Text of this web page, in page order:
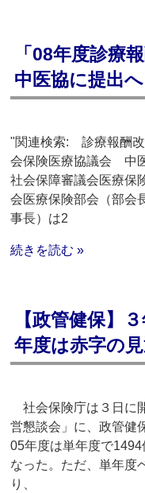
「08年度診療
中医協に提出へ
"関連検索: 診療報酬
会保険医療協議会 中
社会保障審議会医療
会医療保険部会（部会
事長）は2
続きを読む »
【政管健保】
年度は赤字の
社会保険庁は３日に
営懇談会」に、政管健
05年度は単年度で
なった。ただ、単年度
り、